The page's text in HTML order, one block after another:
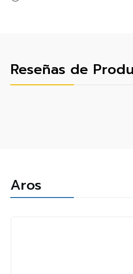
Reseñas de
Aros